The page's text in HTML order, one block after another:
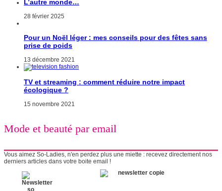
L’autre monde…
28 février 2025
Pour un Noël léger : mes conseils pour des fêtes sans
prise de poids
13 décembre 2021
TV et streaming : comment réduire notre impact
écologique ?
15 novembre 2021
Mode et beauté par email
Vous aimez So-Ladies, n'en perdez plus une miette : recevez directement nos
derniers articles dans votre boite email !